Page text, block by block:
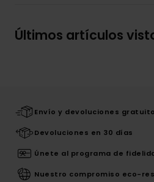
Últimos artículos
Envío y devoluciones
Devoluciones en 30 días
Únete al programa de
Nuestro compromiso eco-